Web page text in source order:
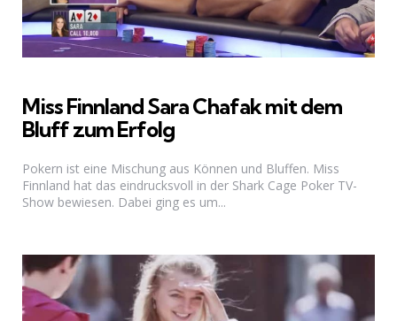
Miss Finnland Sara Chafak mit dem
Bluff zum Erfolg
Pokern ist eine Mischung aus Können und Bluffen. Miss
Finnland hat das eindrucksvoll in der Shark Cage Poker TV-
Show bewiesen. Dabei ging es um...